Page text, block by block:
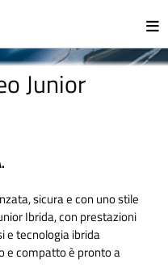
Junior
sicura e con uno stile
Ibrida, con prestazioni
e tecnologia ibrida
e compatto è pronto a